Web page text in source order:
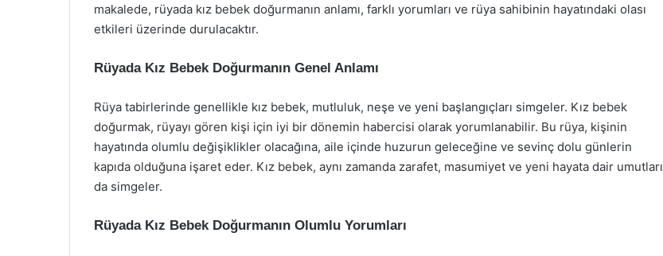
makalede, rüyada kız bebek doğurmanın anlamı, farklı yorumları ve rüya sahibinin hayatındaki olası
etkileri üzerinde durulacaktır.
Rüyada Kız Bebek Doğurmanın Genel Anlamı
Rüya tabirlerinde genellikle kız bebek, mutluluk, neşe ve yeni başlangıçları simgeler. Kız bebek
doğurmak, rüyayı gören kişi için iyi bir dönemin habercisi olarak yorumlanabilir. Bu rüya, kişinin
hayatında olumlu değişiklikler olacağına, aile içinde huzurun geleceğine ve sevinç dolu günlerin
kapıda olduğuna işaret eder. Kız bebek, aynı zamanda zarafet, masumiyet ve yeni hayata dair umutları
da simgeler.
Rüyada Kız Bebek Doğurmanın Olumlu Yorumları